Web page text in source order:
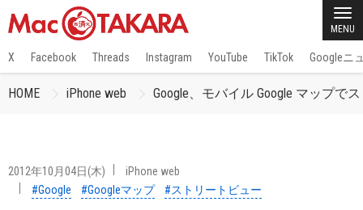
MENU
X Facebook Threads Instagram YouTube TikTok Googleニ
HOME iPhone web Google、モバイル Google マップで
2012年10月04日(木)
iPhone web
#Google
#Googleマップ #ストリートビュー